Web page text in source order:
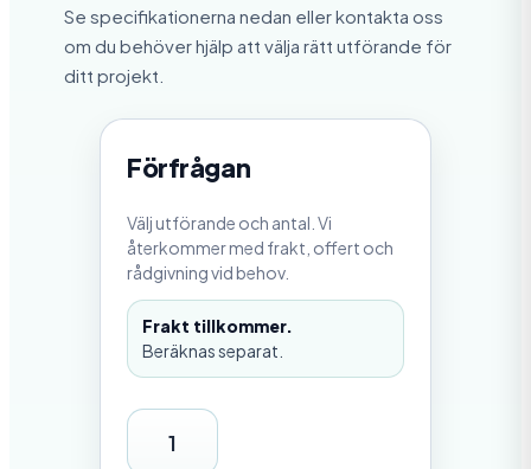
Se specifikationerna nedan eller kontakta oss
om du behöver hjälp att välja rätt utförande för
ditt projekt.
Förfrågan
Välj utförande och antal. Vi
återkommer med frakt, offert och
rådgivning vid behov.
Frakt tillkommer.
Beräknas separat.
S